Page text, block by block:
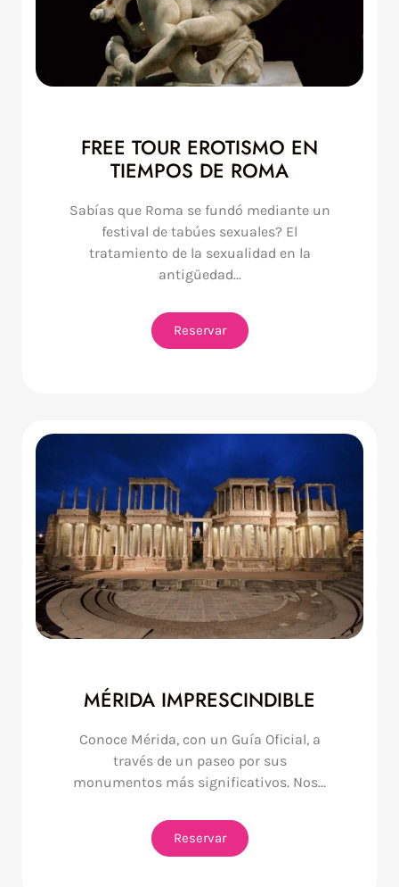
FREE TOUR EROTISMO EN
TIEMPOS DE ROMA
Sabías que Roma se fundó mediante un
festival de tabúes sexuales? El
tratamiento de la sexualidad en la
antigüedad...
Reservar
MÉRIDA IMPRESCINDIBLE
Conoce Mérida, con un Guía Oficial, a
través de un paseo por sus
monumentos más significativos. Nos...
Reservar